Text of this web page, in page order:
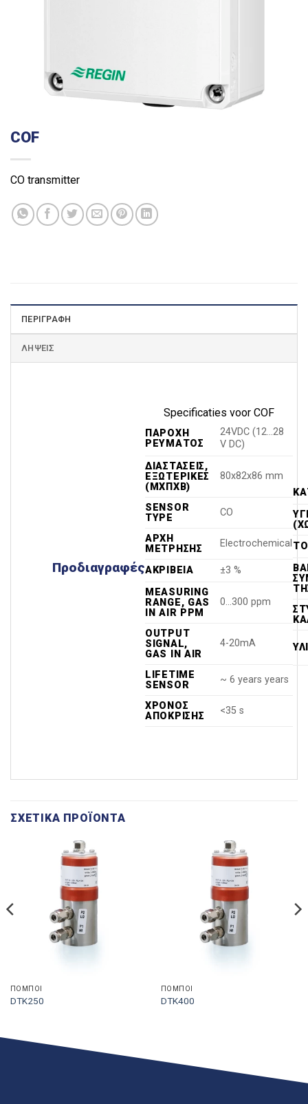
COF
CO transmitter
ΠΕΡΙΓΡΑΦΉ
ΛΉΨΕΙΣ
Προδιαγραφές
Specificaties voor COF
ΠΑΡΟΧΉ
ΡΕΎΜΑΤΟΣ
24VDC (12…28
V DC)
ΔΙΑΣΤΆΣΕΙΣ,
ΕΞΩΤΕΡΙΚΈΣ
(ΜXΠXΒ)
80x82x86 mm
SENSOR
TYPE
CO
ΑΡΧΉ
ΜΈΤΡΗΣΗΣ
Electrochemical
ΑΚΡΊΒΕΙΑ
±3 %
MEASURING
RANGE, GAS
IN AIR PPM
0…300 ppm
OUTPUT
SIGNAL,
GAS IN AIR
4-20mA
LIFETIME
SENSOR
~ 6 years years
ΧΡΌΝΟΣ
ΑΠΌΚΡΙΣΗΣ
<35 s
ΣΧΕΤΙΚΆ ΠΡΟΪΌΝΤΑ
ΠΟΜΠΟΊ
DTK250
ΠΟΜΠΟΊ
DTK400